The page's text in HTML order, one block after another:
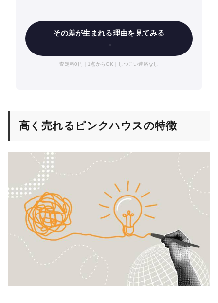
その差が生まれる理由を見てみる
→
査定料0円｜1点からOK｜しつこい連絡なし
高く売れるピンクハウスの特徴